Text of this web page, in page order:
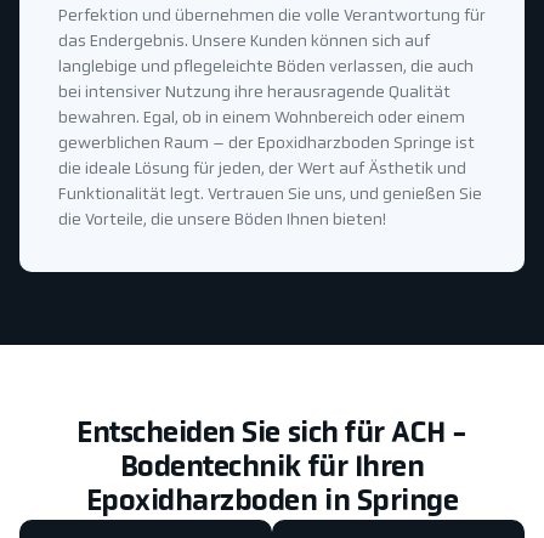
Perfektion und übernehmen die volle Verantwortung für
das Endergebnis. Unsere Kunden können sich auf
langlebige und pflegeleichte Böden verlassen, die auch
bei intensiver Nutzung ihre herausragende Qualität
bewahren. Egal, ob in einem Wohnbereich oder einem
gewerblichen Raum – der Epoxidharzboden Springe ist
die ideale Lösung für jeden, der Wert auf Ästhetik und
Funktionalität legt. Vertrauen Sie uns, und genießen Sie
die Vorteile, die unsere Böden Ihnen bieten!
Entscheiden Sie sich für ACH -
Bodentechnik für Ihren
Epoxidharzboden in Springe